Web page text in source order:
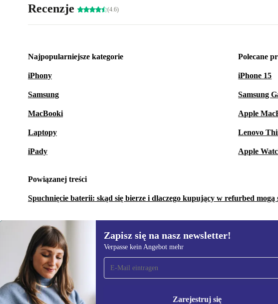
Recenzje (4.6)
Najpopularniejsze kategorie
iPhony
Samsung
MacBooki
Laptopy
iPady
Polecane
iPhone 15
Samsung
Apple
Lenovo
Apple
Powiązanej treści
Spuchnięcie baterii: skąd się bierze i dlaczego kupujący w refurbed mogą
Zapisz się na nasz newsletter!
Verpasse kein Angebot mehr
Zarejestruj się
Zapisz się na nasz
newsletter!
Nie przegap żadnej oferty.
Informacje na temat używania danych
Polityce prywatności